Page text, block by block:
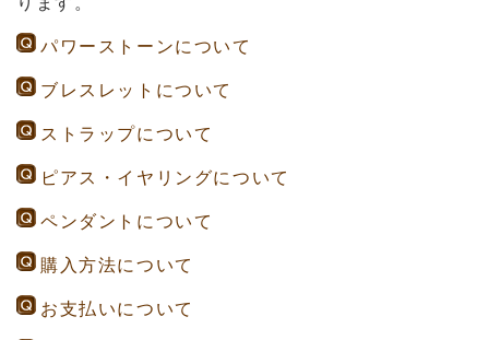
パワーストーンについて
ブレスレットについて
ストラップについて
ピアス・イヤリングについて
ペンダントについて
購入方法について
お支払いについて